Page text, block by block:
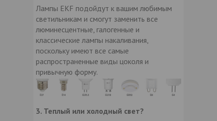
Лампы EKF подойдут к вашим любимым
светильникам и смогут заменить все
люминесцентные, галогенные и
классические лампы накаливания,
поскольку имеют все самые
распространенные виды цоколя и
привычную форму.
3. Теплый или холодный свет?